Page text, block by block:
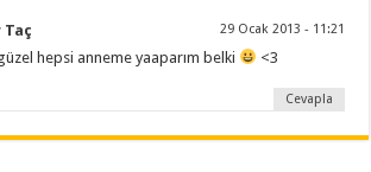
Taç 29 Ocak 2013 - 11:21
hepsi anneme yaaparım belki <3
Cevapla